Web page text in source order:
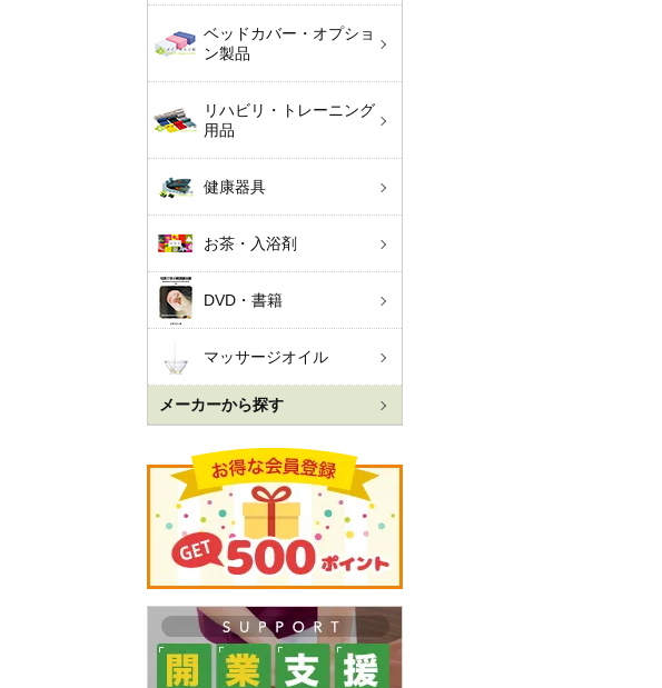
ベッドカバー・オプショ
ン製品
リハビリ・トレーニング
用品
健康器具
お茶・入浴剤
DVD・書籍
マッサージオイル
メーカーから探す